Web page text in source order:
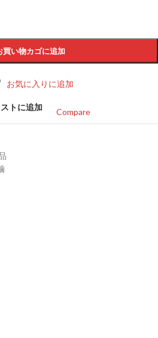
買い物カゴに追加
お気に入りに追加
トに追加
Compare